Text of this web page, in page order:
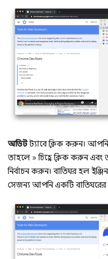
অডিটট্যাবে ক্লিক করুন। আপনি
তাহলে » চিহ্নে ক্লিক করুন
নির্বাচন করুন। বাতিঘর হল
সেজন্য আপনি একটি বাতিঘরের